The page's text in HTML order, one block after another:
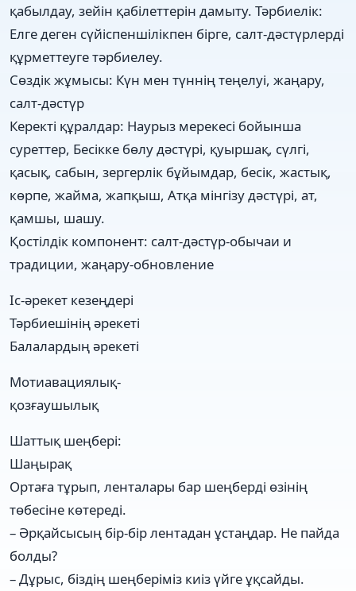
қабылдау, зейін қабілеттерін дамыту. Тәрбиелік:
Елге деген cүйіспеншілікпен бірге, салт-дәстүрлерді
құрметтеуге тәрбиелеу.
Сөздік жұмысы: Күн мен түннің теңелуі, жаңару,
салт-дәстүр
Керекті құралдар: Наурыз мерекесі бойынша
суреттер, Бесікке бөлу дәстүрі, қуыршақ, сүлгі,
қасық, сабын, зергерлік бұйымдар, бесік, жастық,
көрпе, жайма, жапқыш, Атқа мінгізу дәстүрі, ат,
қамшы, шашу.
Қостілдік компонент: салт-дәстүр-обычаи и
традиции, жаңару-обновление
Іс-әрекет кезеңдері
Тәрбиешінің әрекеті
Балалардың әрекеті
Мотиавациялық-
қозғаушылық
Шаттық шеңбері:
Шаңырақ
Ортаға тұрып, ленталары бар шеңберді өзінің
төбесіне көтереді.
– Әрқайсысың бір-бір лентадан ұстаңдар. Не пайда
болды?
– Дұрыс, біздің шеңберіміз киiз үйге ұқсайды.